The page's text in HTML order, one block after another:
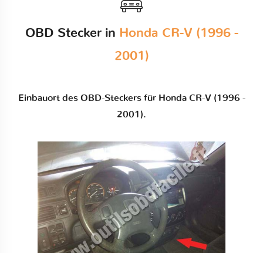
OBD Stecker in Honda CR-V (1996 -
2001)
Einbauort des OBD-Steckers für Honda CR-V (1996 -
2001).